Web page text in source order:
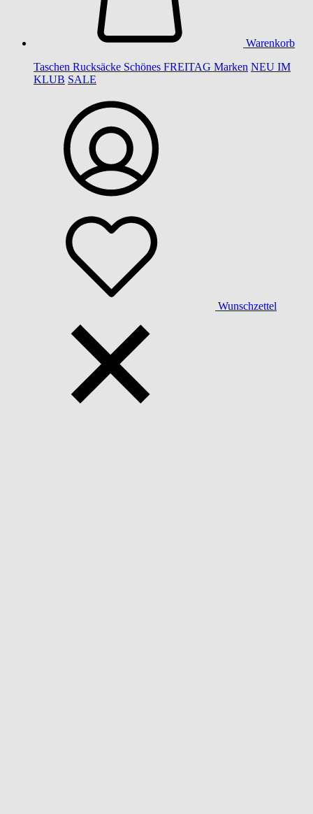
Warenkorb
Taschen Rucksäcke Schönes FREITAG Marken NEU IM
KLUB SALE
Wunschzettel